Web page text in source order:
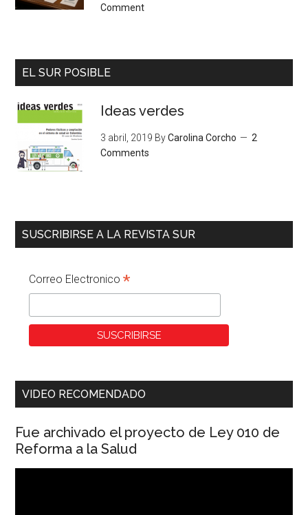
Comment
EL SUR POSIBLE
Ideas verdes
3 abril, 2019 ByCarolina Corcho
2
Comments
SUSCRIBIRSE A LA REVISTA SUR
Correo Electronico*
VIDEO RECOMENDADO
Fue archivado el proyecto de Ley 010 de
Reforma a la Salud